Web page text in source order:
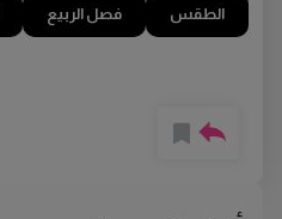
الطقس فصل الربيع